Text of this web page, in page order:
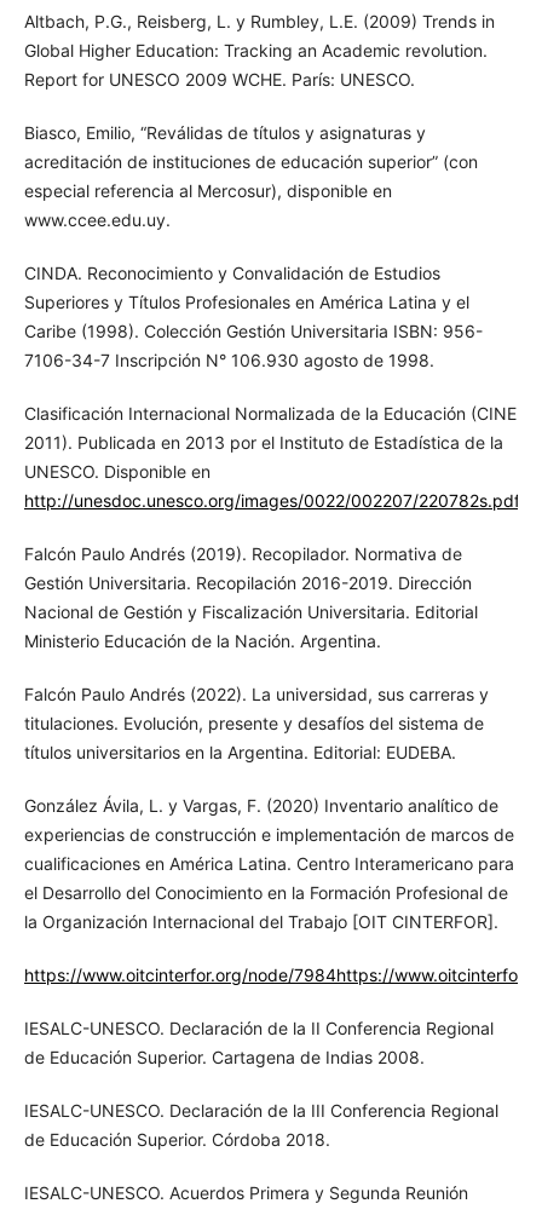
Altbach, P.G., Reisberg, L. y Rumbley, L.E. (2009) Trends in
Global Higher Education: Tracking an Academic revolution.
Report for UNESCO 2009 WCHE. París: UNESCO.
Biasco, Emilio, “Reválidas de títulos y asignaturas y
acreditación de instituciones de educación superior” (con
especial referencia al Mercosur), disponible en
www.ccee.edu.uy.
CINDA. Reconocimiento y Convalidación de Estudios
Superiores y Títulos Profesionales en América Latina y el
Caribe (1998). Colección Gestión Universitaria ISBN: 956-
7106-34-7 Inscripción N° 106.930 agosto de 1998.
Clasificación Internacional Normalizada de la Educación (CINE
2011). Publicada en 2013 por el Instituto de Estadística de la
UNESCO. Disponible en
http://unesdoc.unesco.org/images/0022/002207/220782s.pdf
Falcón Paulo Andrés (2019). Recopilador. Normativa de
Gestión Universitaria. Recopilación 2016-2019. Dirección
Nacional de Gestión y Fiscalización Universitaria. Editorial
Ministerio Educación de la Nación. Argentina.
Falcón Paulo Andrés (2022). La universidad, sus carreras y
titulaciones. Evolución, presente y desafíos del sistema de
títulos universitarios en la Argentina. Editorial: EUDEBA.
González Ávila, L. y Vargas, F. (2020) Inventario analítico de
experiencias de construcción e implementación de marcos de
cualificaciones en América Latina. Centro Interamericano para
el Desarrollo del Conocimiento en la Formación Profesional de
la Organización Internacional del Trabajo [OIT CINTERFOR].
https://www.oitcinterfor.org/node/7984https://
IESALC-UNESCO. Declaración de la II Conferencia Regional
de Educación Superior. Cartagena de Indias 2008.
IESALC-UNESCO. Declaración de la III Conferencia Regional
de Educación Superior. Córdoba 2018.
IESALC-UNESCO. Acuerdos Primera y Segunda Reunión